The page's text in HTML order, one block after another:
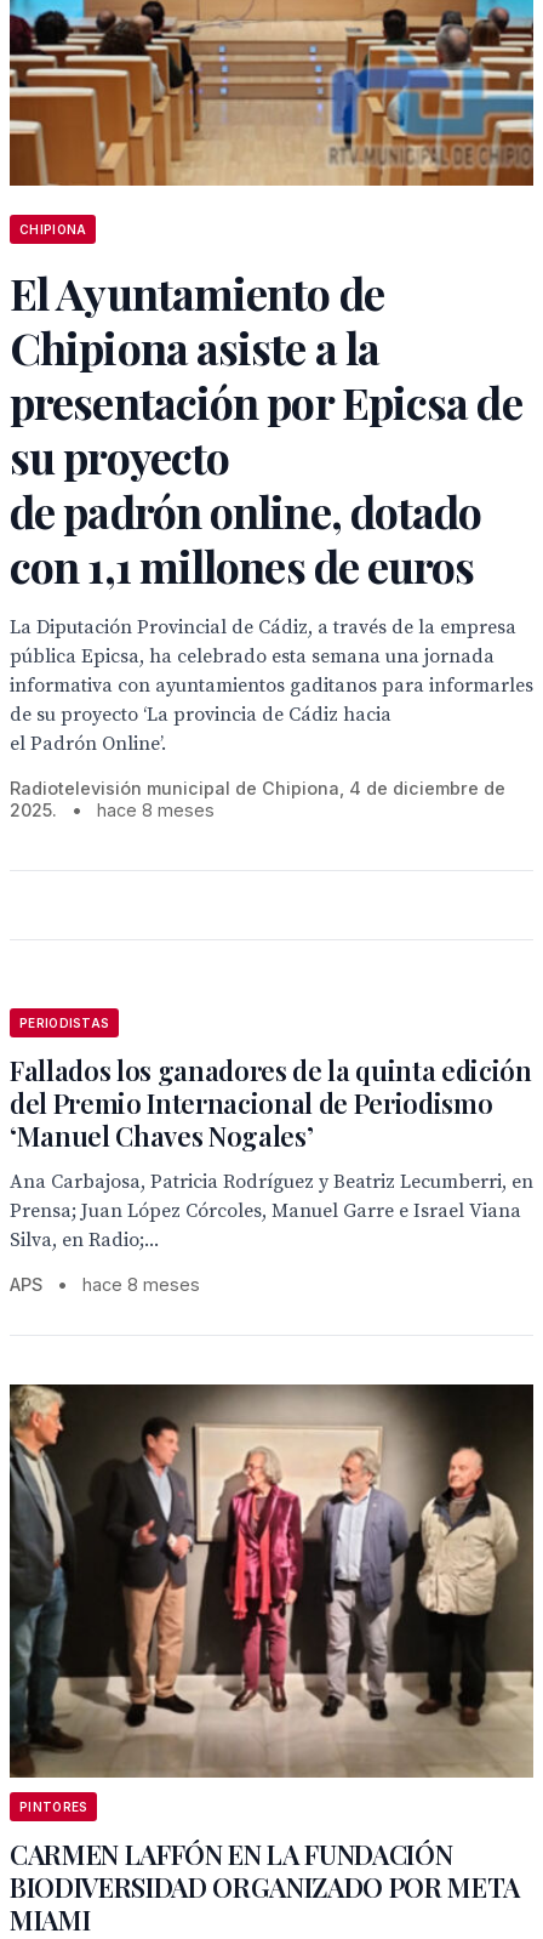
CHIPIONA
El Ayuntamiento de
Chipiona asiste a la
presentación por Epicsa de
su proyecto
de padrón online, dotado
con 1,1 millones de euros
La Diputación Provincial de Cádiz, a través de la empresa
pública Epicsa, ha celebrado esta semana una jornada
informativa con ayuntamientos gaditanos para informarles
de su proyecto ‘La provincia de Cádiz hacia
el Padrón Online’.
Radiotelevisión municipal de Chipiona, 4 de diciembre de
2025.
• hace 8 meses
PERIODISTAS
Fallados los ganadores de la quinta edición
del Premio Internacional de Periodismo
‘Manuel Chaves Nogales’
Ana Carbajosa, Patricia Rodríguez y Beatriz Lecumberri, en
Prensa; Juan López Córcoles, Manuel Garre e Israel Viana
Silva, en Radio;...
APS • hace 8 meses
PINTORES
CARMEN LAFFÓN EN LA FUNDACIÓN
BIODIVERSIDAD ORGANIZADO POR META
MIAMI